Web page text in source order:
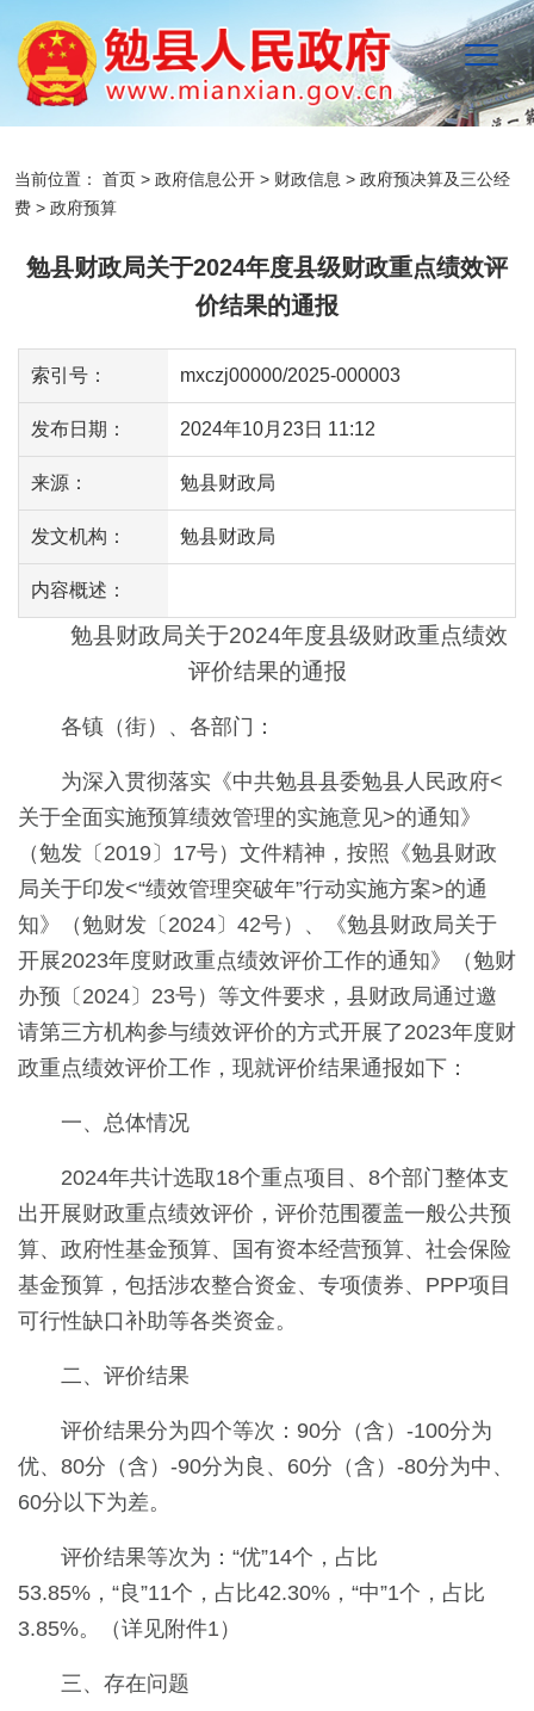
当前位置： 首页 > 政府信息公开 > 财政信息 > 政府预决算及三公经
费 > 政府预算
勉县财政局关于2024年度县级财政重点绩效评
价结果的通报
索引号： mxczj00000/2025-000003
发布日期： 2024年10月23日 11:12
来源： 勉县财政局
发文机构： 勉县财政局
内容概述：
勉县财政局关于2024年度县级财政重点绩效
评价结果的通报
各镇（街）、各部门：
为深入贯彻落实《中共勉县县委勉县人民政府<
关于全面实施预算绩效管理的实施意见>的通知》
（勉发〔2019〕17号）文件精神，按照《勉县财政
局关于印发<“绩效管理突破年”行动实施方案>的通
知》（勉财发〔2024〕42号）、《勉县财政局关于
开展2023年度财政重点绩效评价工作的通知》（勉财
办预〔2024〕23号）等文件要求，县财政局通过邀
请第三方机构参与绩效评价的方式开展了2023年度财
政重点绩效评价工作，现就评价结果通报如下：
一、总体情况
2024年共计选取18个重点项目、8个部门整体支
出开展财政重点绩效评价，评价范围覆盖一般公共预
算、政府性基金预算、国有资本经营预算、社会保险
基金预算，包括涉农整合资金、专项债券、PPP项目
可行性缺口补助等各类资金。
二、评价结果
评价结果分为四个等次：90分（含）-100分为
优、80分（含）-90分为良、60分（含）-80分为中、
60分以下为差。
评价结果等次为：“优”14个，占比
53.85%，“良”11个，占比42.30%，“中”1个，占比
3.85%。（详见附件1）
三、存在问题